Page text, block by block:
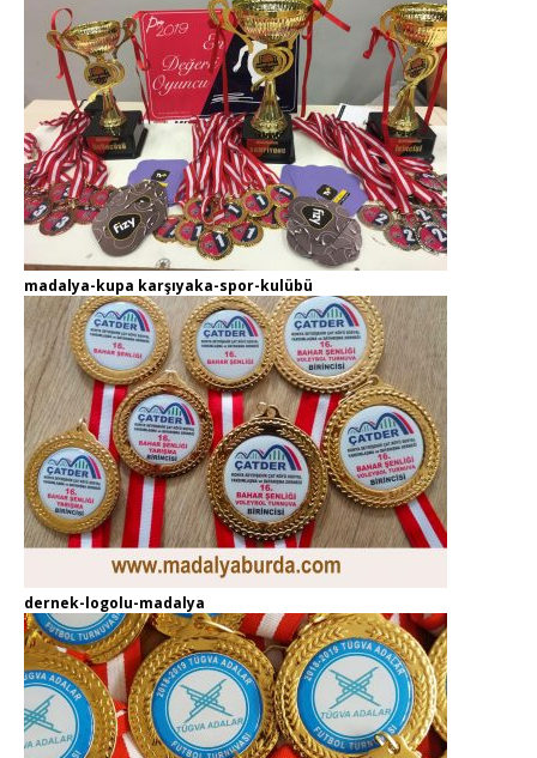
madalya-kupa karşıyaka-spor-kulübü
dernek-logolu-madalya